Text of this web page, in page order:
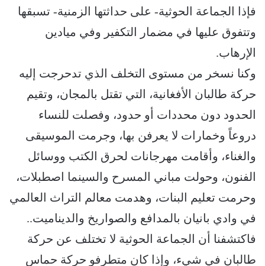
فإذا الجماعة الحوثية- على حداثتها الزمنية- تسبقها
وتتفوق عليها في مضمار التكفير وفي ميادين
الإرهاب.
وكنا نسخر من مستوى التخلف الذي تدحرجت إليه
حركة طالبان الأفغانية، التي تقتل بالمجان، وتقيم
الحدود دون محددات أو حدود، وفصلت للنساء
دروعاً وخمارات لا يعرفن بها، وجرمت الموسيقى
والغناء، وأقامت مهرجانات لحرق الكتب ووسائل
الفنون، وحولت مباني المسرح والسينما اصطبلات،
وحرمت تعليم البنات، وهدمت معالم التراث العالمي
في وادي بانيان بالمدافع والصواريخ والديناميت..
فاكتشفنا أن الجماعة الحوثية لا تختلف عن حركة
طالبان في شيء، وإذا كان متطرفو حركة حماس